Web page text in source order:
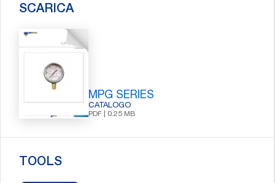
SCARICA
MPG SERIES
CATALOGO
PDF | 0.25 MB
TOOLS